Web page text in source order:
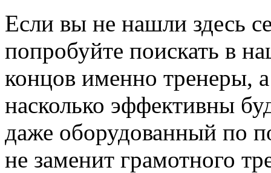
Если вы не нашли здесь
попробуйте поискать в
концов именно тренеры,
насколько эффективны
даже оборудованный по
не заменит грамотного